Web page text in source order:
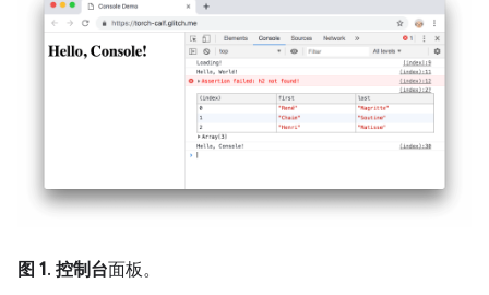
图 1. 控制台面板。